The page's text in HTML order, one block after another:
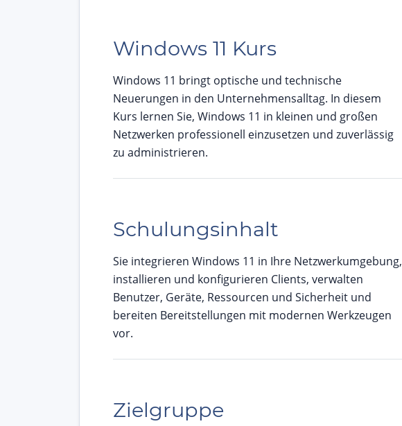
Windows 11 Kurs
Windows 11 bringt optische und technische
Neuerungen in den Unternehmensalltag. In diesem
Kurs lernen Sie, Windows 11 in kleinen und großen
Netzwerken professionell einzusetzen und zuverlässig
zu administrieren.
Schulungsinhalt
Sie integrieren Windows 11 in Ihre Netzwerkumgebung,
installieren und konfigurieren Clients, verwalten
Benutzer, Geräte, Ressourcen und Sicherheit und
bereiten Bereitstellungen mit modernen Werkzeugen
vor.
Zielgruppe